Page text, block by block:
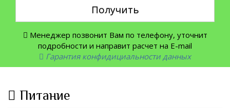
Получить
Менеджер позвонит Вам по телефону, уточнит
подробности и направит расчет на E-mail
Гарантия конфидициальности данных
Питание